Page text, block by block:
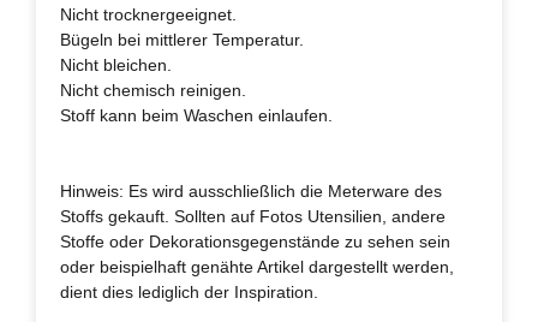
Nicht trocknergeeignet.
Bügeln bei mittlerer Temperatur.
Nicht bleichen.
Nicht chemisch reinigen.
Stoff kann beim Waschen einlaufen.
Hinweis: Es wird ausschließlich die Meterware des
Stoffs gekauft. Sollten auf Fotos Utensilien, andere
Stoffe oder Dekorationsgegenstände zu sehen sein
oder beispielhaft genähte Artikel dargestellt werden,
dient dies lediglich der Inspiration.